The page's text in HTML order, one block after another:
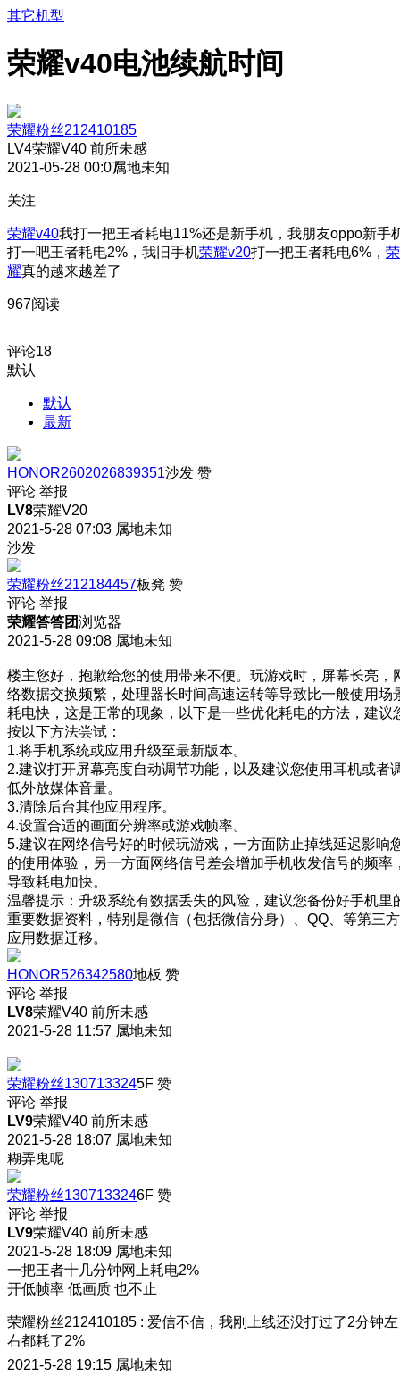
其它机型
荣耀v40电池续航时间
荣耀粉丝212410185
LV4荣耀V40 前所未感
2021-05-28 00:07属地未知
关注
荣耀v40我打一把王者耗电11%还是新手机，我朋友oppo新手
打一吧王者耗电2%，我旧手机荣耀v20打一把王者耗电6%， 荣
耀真的越来越差了
967阅读
评论18
默认
默认
最新
HONOR2602026839351沙发 赞
评论 举报
LV8荣耀V20
2021-5-28 07:03 属地未知
沙发
荣耀粉丝212184457板凳 赞
评论 举报
荣耀答答团浏览器
2021-5-28 09:08 属地未知
楼主您好，抱歉给您的使用带来不便。玩游戏时，屏幕长亮，
络数据交换频繁，处理器长时间高速运转等导致比一般使用场
耗电快，这是正常的现象，以下是一些优化耗电的方法，建议
按以下方法尝试：
1.将手机系统或应用升级至最新版本。
2.建议打开屏幕亮度自动调节功能，以及建议您使用耳机或者
低外放媒体音量。
3.清除后台其他应用程序。
4.设置合适的画面分辨率或游戏帧率。
5.建议在网络信号好的时候玩游戏，一方面防止掉线延迟影响
的使用体验，另一方面网络信号差会增加手机收发信号的频率
导致耗电加快。
温馨提示：升级系统有数据丢失的风险，建议您备份好手机里
重要数据资料，特别是微信（包括微信分身）、QQ、等第三方
应用数据迁移。
HONOR526342580地板 赞
评论 举报
LV8荣耀V40 前所未感
2021-5-28 11:57 属地未知
荣耀粉丝1307133245F 赞
评论 举报
LV9荣耀V40 前所未感
2021-5-28 18:07 属地未知
糊弄鬼呢
荣耀粉丝1307133246F 赞
评论 举报
LV9荣耀V40 前所未感
2021-5-28 18:09 属地未知
一把王者十几分钟网上耗电2%
开低帧率 低画质 也不止
荣耀粉丝212410185 : 爱信不信，我刚上线还没打过了2分钟左
右都耗了2%
2021-5-28 19:15 属地未知